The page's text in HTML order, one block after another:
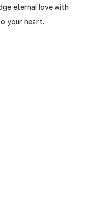
eternal love with
your heart.